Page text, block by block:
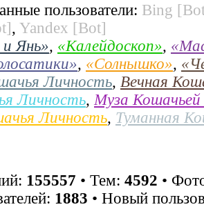
пользователи: Bing
, Yandex [Bot]
Янь», «Калейдоскоп»,
, «Солнышко»,
Личность, Вечная
Личность, Муза
Личность, Туманная
155557 • Тем: 4592 •
1883 • Новый